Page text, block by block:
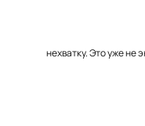
нехватку. Это уже не